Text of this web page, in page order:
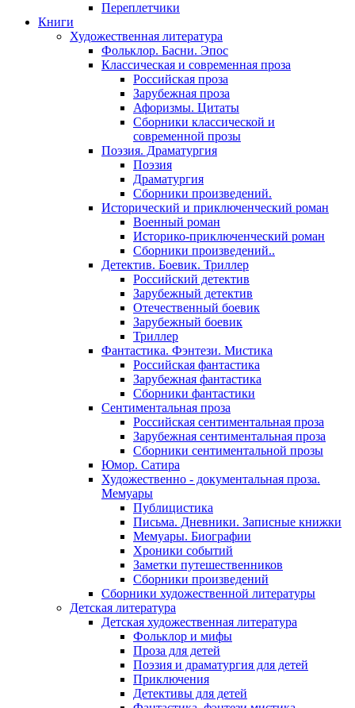
Переплетчики
Книги
Художественная литература
Фольклор. Басни. Эпос
Классическая и современная проза
Российская проза
Зарубежная проза
Афоризмы. Цитаты
Сборники классической и
современной прозы
Поэзия. Драматургия
Поэзия
Драматургия
Сборники произведений.
Исторический и приключенческий роман
Военный роман
Историко-приключенческий роман
Сборники произведений..
Детектив. Боевик. Триллер
Российский детектив
Зарубежный детектив
Отечественный боевик
Зарубежный боевик
Триллер
Фантастика. Фэнтези. Мистика
Российская фантастика
Зарубежная фантастика
Сборники фантастики
Сентиментальная проза
Российская сентиментальная проза
Зарубежная сентиментальная проза
Сборники сентиментальной прозы
Юмор. Сатира
Художественно - документальная проза.
Мемуары
Публицистика
Письма. Дневники. Записные книжки
Мемуары. Биографии
Хроники событий
Заметки путешественников
Сборники произведений
Сборники художественной литературы
Детская литература
Детская художественная литература
Фольклор и мифы
Проза для детей
Поэзия и драматургия для детей
Приключения
Детективы для детей